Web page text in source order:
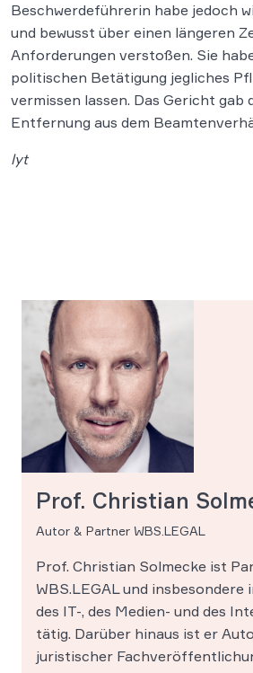
Beschwerdeführerin habe jedoch
und bewusst über einen längeren
Anforderungen verstoßen. Sie
politischen Betätigung jegliches
vermissen lassen. Das Gericht gab
Entfernung aus dem
lyt
Prof. Christian
Autor & Partner WBS.LEGAL
Prof. Christian Solmecke ist
WBS.LEGAL und insbesondere
des IT-, des Medien- und des
tätig. Darüber hinaus ist er
juristischer